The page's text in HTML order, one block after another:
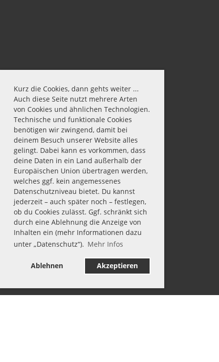
Kurz die Cookies, dann gehts weiter ...
Auch diese Seite nutzt mehrere Arten
von Cookies und ähnlichen Technologien.
Technische und funktionale Cookies
benötigen wir zwingend, damit bei
deinem Besuch unserer Website alles
gelingt. Dabei kann es vorkommen, dass
deine Daten in ein Land außerhalb der
Europäischen Union übertragen werden,
welches ggf. kein angemessenes
Datenschutzniveau bietet. Du kannst
jederzeit – auch später noch – festlegen,
ob du Cookies zulässt. Ggf. schränkt sich
durch eine Ablehnung die Anzeige von
Inhalten ein (mehr Informationen dazu
unter „Datenschutz“). Mehr Infos
Ablehnen Akzeptieren